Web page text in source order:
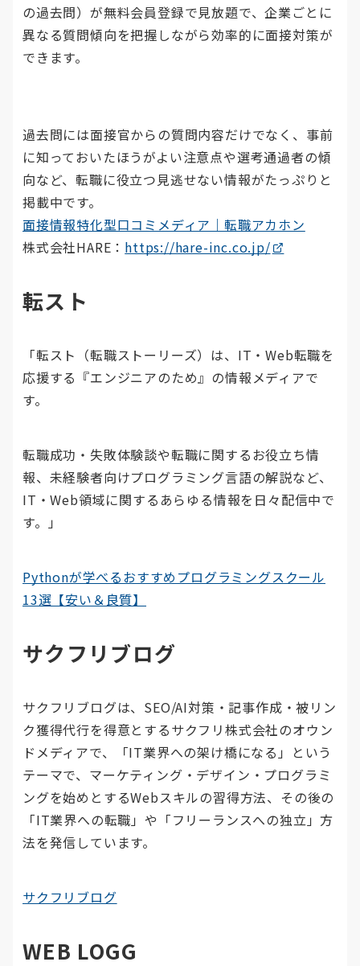
の過去問）が無料会員登録で見放題で、企業ごとに
異なる質問傾向を把握しながら効率的に面接対策が
できます。
過去問には面接官からの質問内容だけでなく、事前
に知っておいたほうがよい注意点や選考通過者の傾
向など、転職に役立つ見逃せない情報がたっぷりと
掲載中です。
面接情報特化型口コミメディア｜転職アカホン
株式会社HARE： https://hare-inc.co.jp/
転スト
「転スト（転職ストーリーズ）は、IT・Web転職を
応援する『エンジニアのため』の情報メディアで
す。
転職成功・失敗体験談や転職に関するお役立ち情
報、未経験者向けプログラミング言語の解説など、
IT・Web領域に関するあらゆる情報を日々配信中で
す。」
Pythonが学べるおすすめプログラミングスクール
13選【安い＆良質】
サクフリブログ
サクフリブログは、SEO/AI対策・記事作成・被リン
ク獲得代行を得意とするサクフリ株式会社のオウン
ドメディアで、「IT業界への架け橋になる」という
テーマで、マーケティング・デザイン・プログラミ
ングを始めとするWebスキルの習得方法、その後の
「IT業界への転職」や「フリーランスへの独立」方
法を発信しています。
サクフリブログ
WEB LOGG